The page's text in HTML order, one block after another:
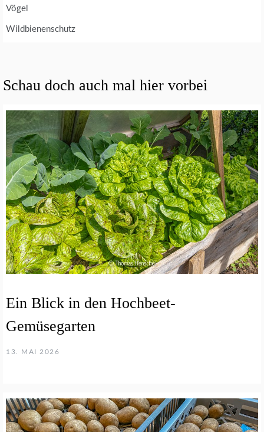
Vögel
Wildbienenschutz
Schau doch auch mal hier vorbei
Ein Blick in den Hochbeet-
Gemüsegarten
13. MAI 2026